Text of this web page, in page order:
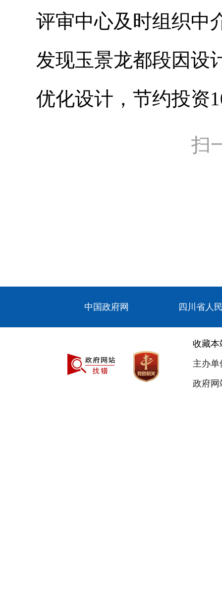
评审中心及时组织中
发现玉景龙都段因设
优化设计，节约投资
扫
中国政府网 四川省人
收藏本
主办
政府网